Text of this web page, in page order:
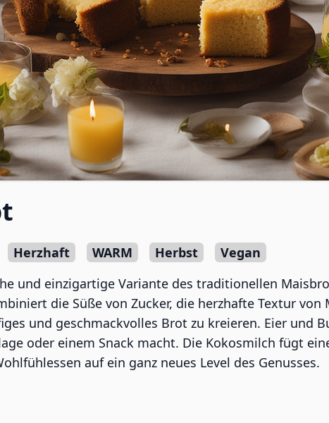
Herzhaft WARM Herbst
Vegan
und einzigartige Variante des traditionellen
die Süße von Zucker, die herzhafte Textur
und geschmackvolles Brot zu kreieren. Eier und
oder einem Snack macht. Die Kokosmilch fügt
auf ein ganz neues Level des Genusses.